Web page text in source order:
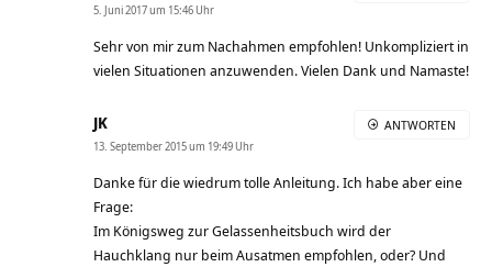
5. Juni 2017 um 15:46 Uhr
Sehr von mir zum Nachahmen empfohlen! Unkompliziert in
vielen Situationen anzuwenden. Vielen Dank und Namaste!
JK
13. September 2015 um 19:49 Uhr
Danke für die wiedrum tolle Anleitung. Ich habe aber eine
Frage:
Im Königsweg zur Gelassenheitsbuch wird der
Hauchklang nur beim Ausatmen empfohlen, oder? Und
ANTWORTEN